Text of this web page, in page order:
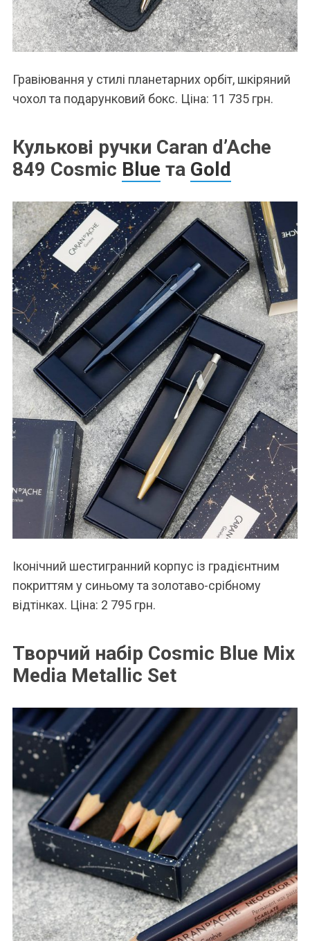
Гравіювання у стилі планетарних орбіт, шкіряний
чохол та подарунковий бокс. Ціна: 11 735 грн.
Кулькові ручки Caran d’Ache
849 Cosmic Blue та Gold
Іконічний шестигранний корпус із градієнтним
покриттям у синьому та золотаво-срібному
відтінках. Ціна: 2 795 грн.
Творчий набір Cosmic Blue Mix
Media Metallic Set